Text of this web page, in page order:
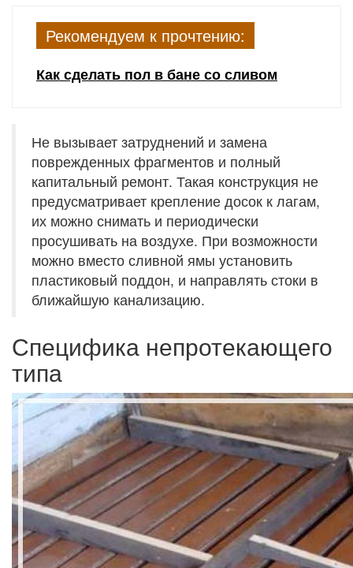
Рекомендуем к прочтению:
Как сделать пол в бане со сливом
Не вызывает затруднений и замена
поврежденных фрагментов и полный
капитальный ремонт. Такая конструкция не
предусматривает крепление досок к лагам,
их можно снимать и периодически
просушивать на воздухе. При возможности
можно вместо сливной ямы установить
пластиковый поддон, и направлять стоки в
ближайшую канализацию.
Специфика непротекающего
типа